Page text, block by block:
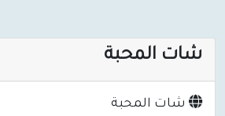
شات المحبة
شات المحبة